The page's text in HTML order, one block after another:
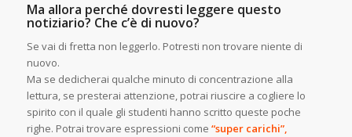
Ma allora perché dovresti leggere questo
notiziario? Che c’è di nuovo?
Se vai di fretta non leggerlo. Potresti non trovare niente di
nuovo.
Ma se dedicherai qualche minuto di concentrazione alla
lettura, se presterai attenzione, potrai riuscire a cogliere lo
spirito con il quale gli studenti hanno scritto queste poche
righe. Potrai trovare espressioni come “super carichi”,